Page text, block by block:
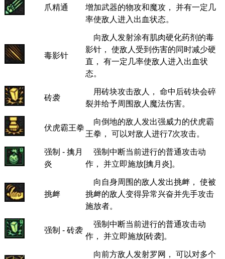
爪精通
增加武器的物攻和魔攻， 并有一定几
率使敌人进入出血状态。
毒影针
向敌人发射涂有肌肉硬化药剂的毒
影针， 使敌人受到伤害的同时减少硬
直， 有一定几率使敌人进入出血状
态。
砖袭
用砖块攻击敌人， 命中后砖块会碎
裂并给予周围敌人魔法伤害。
伏虎霸王拳
向倒地的敌人发出强威力的伏虎霸
王拳， 可以对敌人进行7次攻击。
强制 - 擒月
炎
强制中断当前进行的普通攻击动
作， 并立即施放[擒月炎]。
挑衅
向自身周围的敌人发出挑衅， 使被
挑衅的敌人变得异常兴奋并先手攻击
施放者。
强制 - 砖袭
强制中断当前进行的普通攻击动
作， 并立即施放[砖袭]。
向前方敌人发射罗网， 可以对多个